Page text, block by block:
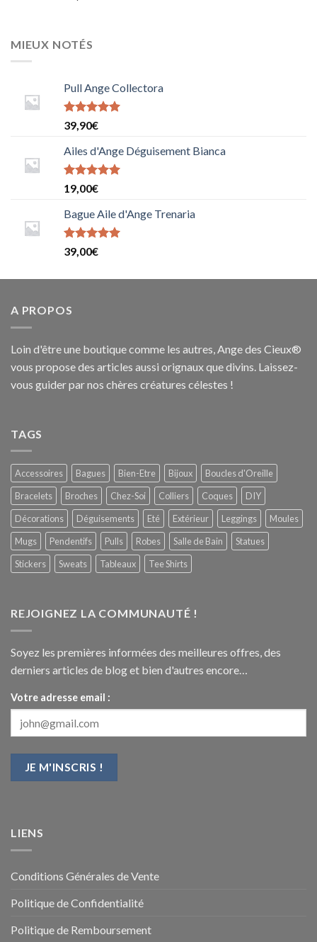
MIEUX NOTÉS
Pull Ange Collectora
Note5sur
39,90€
Ailes d'Ange Déguisement Bianca
Note5sur
19,00€
Bague Aile d'Ange Trenaria
Note
5.0000000000000000
39,00€
A PROPOS
Loin d'être une boutique comme les autres, Ange des Cieux®
vous propose des articles aussi orignaux que divins. Laissez-
vous guider par nos chères créatures célestes !
TAGS
Accessoires Bagues Bien-Etre Bijoux
Boucles d'Oreille
Bracelets
Broches Chez-Soi Colliers Coques
DIY
Décorations
Déguisements Eté Extérieur Leggings
Moules
Mugs
Pendentifs Pulls Robes Salle de Bain
Statues
Stickers
Sweats Tableaux Tee Shirts
REJOIGNEZ LA COMMUNAUTÉ !
Soyez les premières informées des meilleures offres, des
derniers articles de blog et bien d'autres encore…
Votre adresse email :
LIENS
Conditions Générales de Vente
Politique de Confidentialité
Politique de Remboursement